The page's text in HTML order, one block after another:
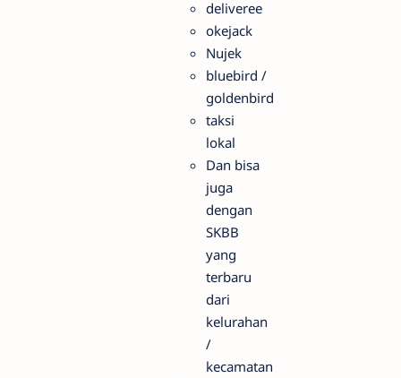
deliveree
okejack
Nujek
bluebird /
goldenbird
taksi
lokal
Dan bisa
juga
dengan
SKBB
yang
terbaru
dari
kelurahan
/
kecamatan